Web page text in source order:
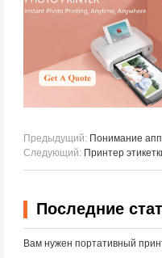
Предыдущий: Понимание аппаратного
Следующий: Принтер этикетки Energy
Последние